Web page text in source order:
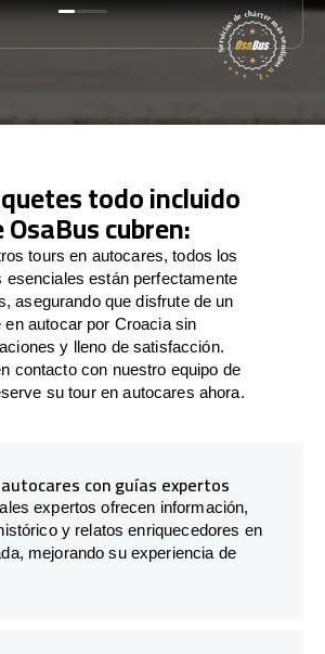
todo incluido
cubren:
tours en autocares, todos los
esenciales están perfectamente
asegurando que disfrute de un
en autocar por Croacia sin
y lleno de satisfacción.
contacto con nuestro equipo de
su tour en autocares ahora.
con guías expertos
expertos ofrecen información,
y relatos enriquecedores en
mejorando su experiencia de